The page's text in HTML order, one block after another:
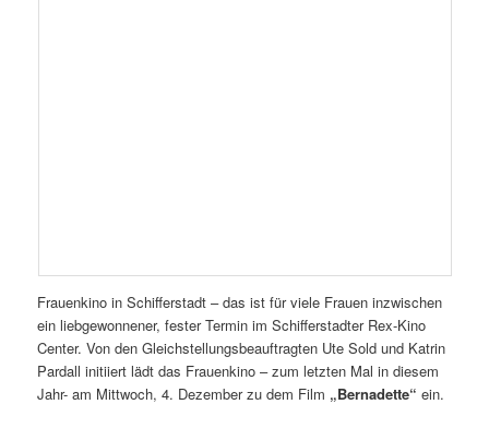
Frauenkino in Schifferstadt – das ist für viele Frauen inzwischen
ein liebgewonnener, fester Termin im Schifferstadter Rex-Kino
Center. Von den Gleichstellungsbeauftragten Ute Sold und Katrin
Pardall initiiert lädt das Frauenkino – zum letzten Mal in diesem
Jahr- am Mittwoch, 4. Dezember zu dem Film „Bernadette“ein.